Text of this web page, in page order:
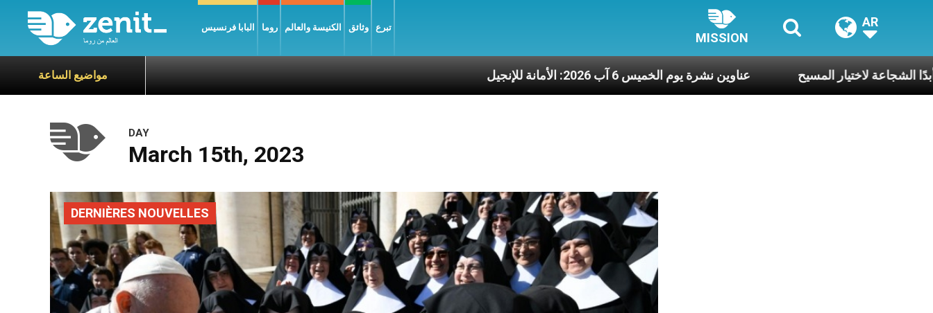
البابا فرنسيس روما الكنيسة والعالم وثائق تبرع
MISSION
AR
مواضيع الساعة عناوين نشرة يوم الخميس 6 آب 2026: الأمانة للإنجيل كي لا تنقصنا أبدًا الشجاعة لاختيار المسيح
DAY
March 15th, 2023
DERNIÈRES NOUVELLES